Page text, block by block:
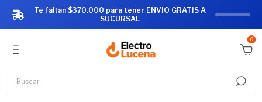
0
Te faltan $370.000 para tener ENVIO GRATIS A
SUCURSAL